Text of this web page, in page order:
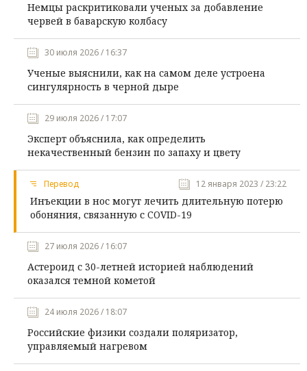
Немцы раскритиковали ученых за добавление
червей в баварскую колбасу
30 июля 2026 / 16:37
Ученые выяснили, как на самом деле устроена
сингулярность в черной дыре
29 июля 2026 / 17:07
Эксперт объяснила, как определить
некачественный бензин по запаху и цвету
Перевод 12 января 2023 / 23:22
Инъекции в нос могут лечить длительную потерю
обоняния, связанную с COVID-19
27 июля 2026 / 16:07
Астероид с 30-летней историей наблюдений
оказался темной кометой
24 июля 2026 / 18:07
Российские физики создали поляризатор,
управляемый нагревом